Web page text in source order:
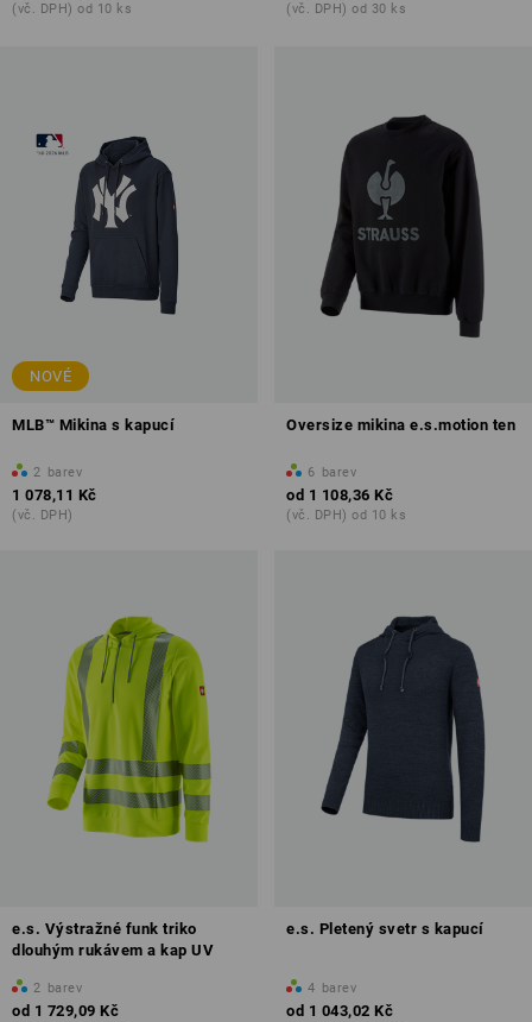
(vč. DPH) od 10 ks (vč. DPH) od 30 ks
NOVÉ
MLB™ Mikina s kapucí
2 barev
1 078,11 Kč
(vč. DPH)
Oversize mikina e.s.motion ten
6 barev
od 1 108,36 Kč
(vč. DPH) od 10 ks
e.s. Výstražné funk triko
dlouhým rukávem a kap UV
2 barev
od 1 729,09 Kč
e.s. Pletený svetr s kapucí
4 barev
od 1 043,02 Kč